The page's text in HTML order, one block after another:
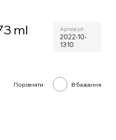
ml
Артикул
2022-10-
1310
Порівняти В бажання